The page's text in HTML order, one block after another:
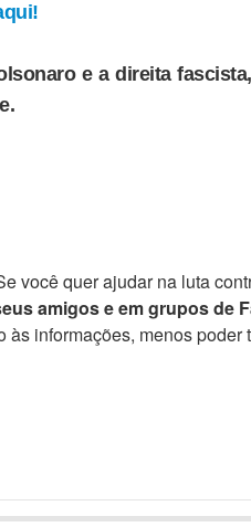
e a direita
você quer ajudar na luta
amigos e em grupos de
às informações, menos poder